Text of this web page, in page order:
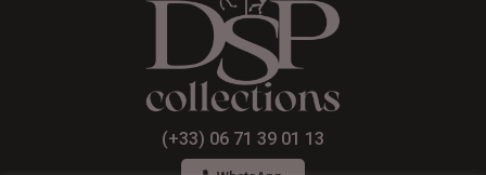
(+33) 06 71 39 01 13